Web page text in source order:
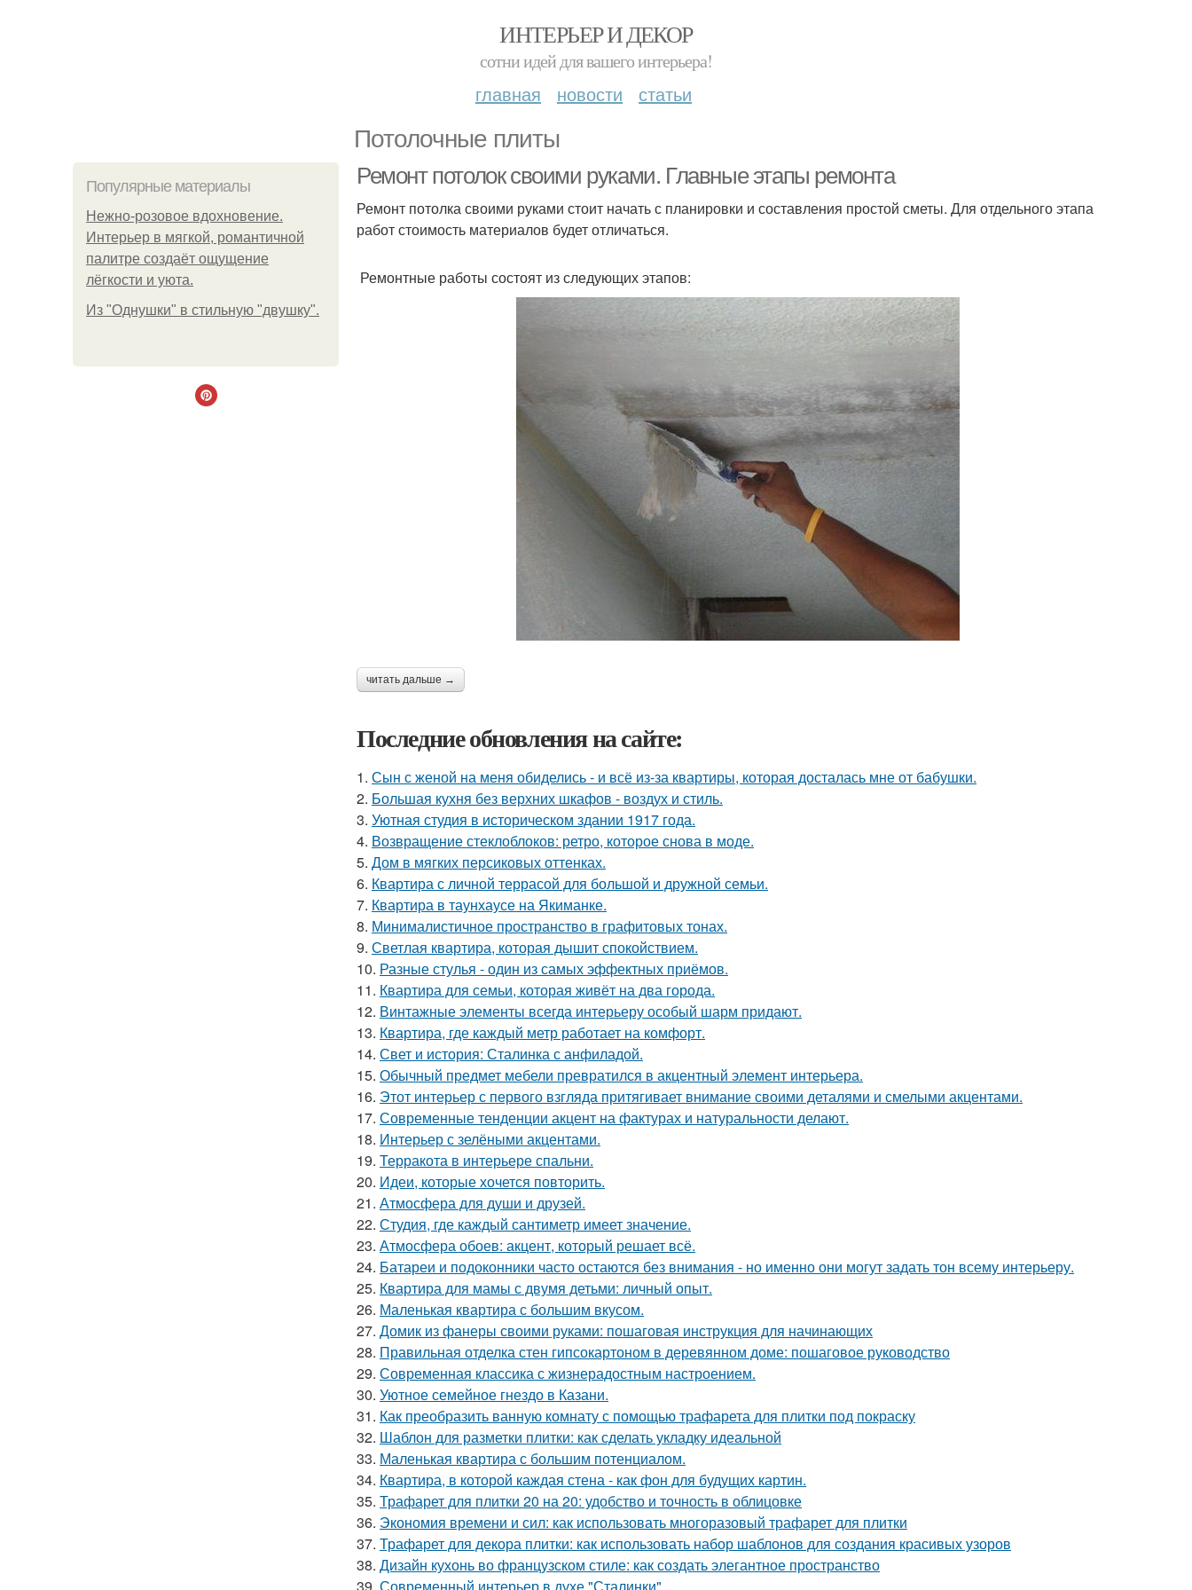
ИНТЕРЬЕР И ДЕКОР
сотни идей для вашего интерьера!
главная новости статьи
Потолочные плиты
Популярные материалы
Нежно-розовое вдохновение.
Интерьер в мягкой, романтичной
палитре создаёт ощущение
лёгкости и уюта.
Из "Однушки" в стильную "двушку".
Ремонт потолок своими руками. Главные этапы ремонта
Ремонт потолка своими руками стоит начать с планировки и составления простой сметы. Для отдельного этапа
работ стоимость материалов будет отличаться.
Ремонтные работы состоят из следующих этапов:
читать дальше →
Последние обновления на сайте:
1. Сын с женой на меня обиделись - и всё из-за квартиры, которая досталась мне от бабушки.
2. Большая кухня без верхних шкафов - воздух и стиль.
3. Уютная студия в историческом здании 1917 года.
4. Возвращение стеклоблоков: ретро, которое снова в моде.
5. Дом в мягких персиковых оттенках.
6. Квартира с личной террасой для большой и дружной семьи.
7. Квартира в таунхаусе на Якиманке.
8. Минималистичное пространство в графитовых тонах.
9. Светлая квартира, которая дышит спокойствием.
10. Разные стулья - один из самых эффектных приёмов.
11. Квартира для семьи, которая живёт на два города.
12. Винтажные элементы всегда интерьеру особый шарм придают.
13. Квартира, где каждый метр работает на комфорт.
14. Свет и история: Сталинка с анфиладой.
15. Обычный предмет мебели превратился в акцентный элемент интерьера.
16. Этот интерьер с первого взгляда притягивает внимание своими деталями и смелыми акцентами.
17. Современные тенденции акцент на фактурах и натуральности делают.
18. Интерьер с зелёными акцентами.
19. Терракота в интерьере спальни.
20. Идеи, которые хочется повторить.
21. Атмосфера для души и друзей.
22. Студия, где каждый сантиметр имеет значение.
23. Атмосфера обоев: акцент, который решает всё.
24. Батареи и подоконники часто остаются без внимания - но именно они могут задать тон всему интерьеру.
25. Квартира для мамы с двумя детьми: личный опыт.
26. Маленькая квартира с большим вкусом.
27. Домик из фанеры своими руками: пошаговая инструкция для начинающих
28. Правильная отделка стен гипсокартоном в деревянном доме: пошаговое руководство
29. Современная классика с жизнерадостным настроением.
30. Уютное семейное гнездо в Казани.
31. Как преобразить ванную комнату с помощью трафарета для плитки под покраску
32. Шаблон для разметки плитки: как сделать укладку идеальной
33. Маленькая квартира с большим потенциалом.
34. Квартира, в которой каждая стена - как фон для будущих картин.
35. Трафарет для плитки 20 на 20: удобство и точность в облицовке
36. Экономия времени и сил: как использовать многоразовый трафарет для плитки
37. Трафарет для декора плитки: как использовать набор шаблонов для создания красивых узоров
38. Дизайн кухонь во французском стиле: как создать элегантное пространство